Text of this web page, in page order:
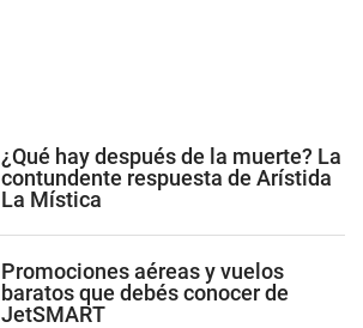
¿Qué hay después de la muerte? La
contundente respuesta de Arístida
La Mística
Promociones aéreas y vuelos
baratos que debés conocer de
JetSMART